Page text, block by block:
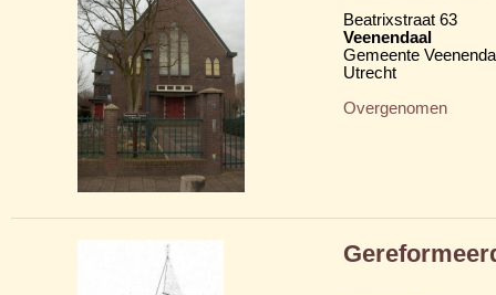
Beatrixstraat 63
Veenendaal
Gemeente
Utrecht
Overgenomen